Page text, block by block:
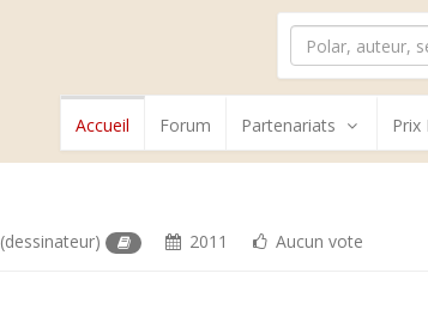
Accueil Forum Partenariats Prix
(dessinateur) 2011 Aucun vote